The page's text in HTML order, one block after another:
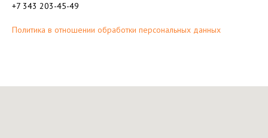
+7 343 203-45-49
Политика в отношении обработки персональных данных